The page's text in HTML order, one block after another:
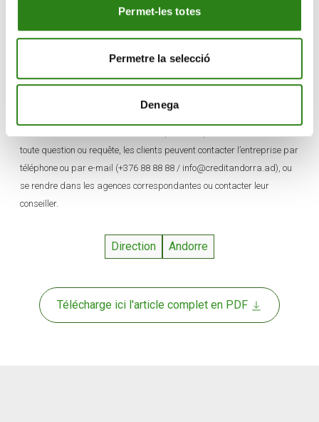
Permet-les totes
Permetre la selecció
Denega
nécessaires à l’intégration opérationnelle effective vont
être réalisés, les nouveaux clients de Crèdit Andorrà
l’intégration susmentionnée ont été fournies sur le site Internet de
toute question ou requête, les clients peuvent contacter l’entreprise par
téléphone ou par e-mail (+376 88 88 88 / info@creditandorra.ad), ou
se rendre dans les agences correspondantes ou contacter leur
conseiller.
Direction Andorre
Télécharge ici l'article complet en PDF